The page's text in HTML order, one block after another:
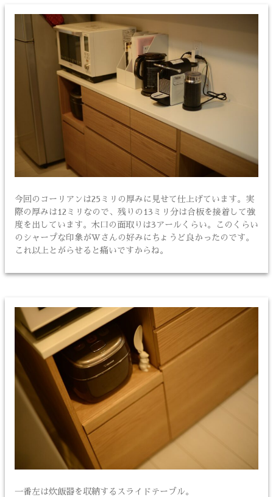
今回のコーリアンは25ミリの厚みに見せて仕上げています。実
際の厚みは12ミリなので、残りの13ミリ分は合板を接着して強
度を出しています。木口の面取りは3アールくらい。このくらい
のシャープな印象がWさんの好みにちょうど良かったのです。
これ以上とがらせると痛いですからね。
一番左は炊飯器を収納するスライドテーブル。